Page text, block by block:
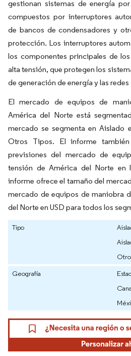
gestionan sistemas de energía
compuestos por interruptores
de bancos de condensadores y
protección. Los interruptores
los componentes principales de
alta tensión, que protegen los
de generación de energía y las
El mercado de equipos de
América del Norte está
mercado se segmenta en Aislado
Otros Tipos. El informe
previsiones del mercado de
tensión de América del Norte en
informe ofrece el tamaño del
mercado de equipos de maniobra
del Norte en USD para todos los
Tipo
Geografía